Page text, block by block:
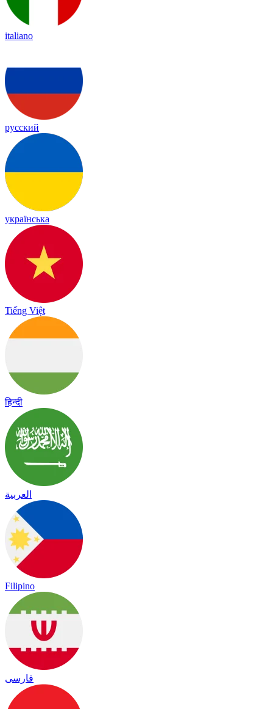
italiano
русский
українська
Tiếng Việt
हिन्दी
العربية
Filipino
فارسی